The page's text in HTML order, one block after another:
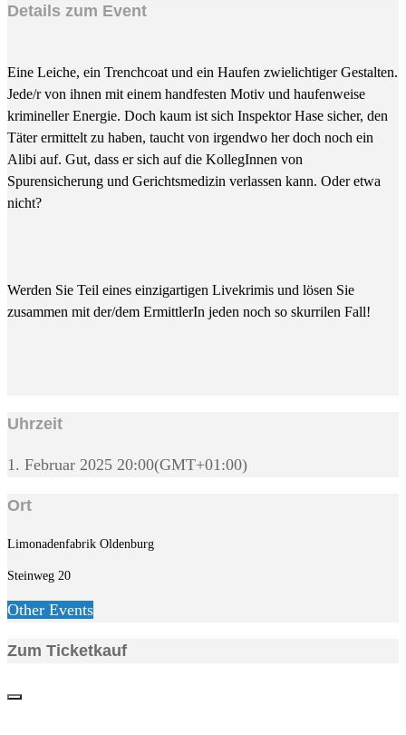
Details zum Event
Eine Leiche, ein Trenchcoat und ein Haufen zwielichtiger Gestalten.
Jede/r von ihnen mit einem handfesten Motiv und haufenweise
krimineller Energie. Doch kaum ist sich Inspektor Hase sicher, den
Täter ermittelt zu haben, taucht von irgendwo her doch noch ein
Alibi auf. Gut, dass er sich auf die KollegInnen von
Spurensicherung und Gerichtsmedizin verlassen kann. Oder etwa
nicht?
Werden Sie Teil eines einzigartigen Livekrimis und lösen Sie
zusammen mit der/dem ErmittlerIn jeden noch so skurrilen Fall!
Uhrzeit
1. Februar 2025 20:00(GMT+01:00)
Ort
Limonadenfabrik Oldenburg
Steinweg 20
Other Events
Zum Ticketkauf